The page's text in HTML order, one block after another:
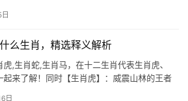
年对属虎人极为关键，尤其是51岁后群体，
么生肖，精选释义解析
,生肖蛇,生肖马，在十二生肖代表生肖虎、
起来了解！同时【生肖虎】：威震山林的王者
日